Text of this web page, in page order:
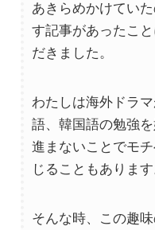
あきらめかけてい
す記事があったこ
だきました。
わたしは海外ドラ
語、韓国語の勉強
進まないことでモ
じることもあります
そんな時、この趣